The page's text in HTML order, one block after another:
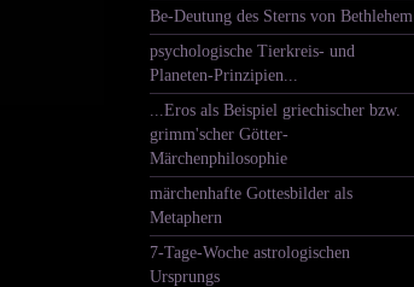
Be-Deutung des Sterns von Bethlehem
psychologische Tierkreis- und
Planeten-Prinzipien...
...Eros als Beispiel griechischer bzw.
grimm'scher Götter-
Märchenphilosophie
märchenhafte Gottesbilder als
Metaphern
7-Tage-Woche astrologischen
Ursprungs